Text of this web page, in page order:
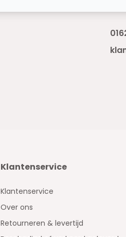
Klantenservice
Klantenservice
Over ons
Retourneren & levertijd